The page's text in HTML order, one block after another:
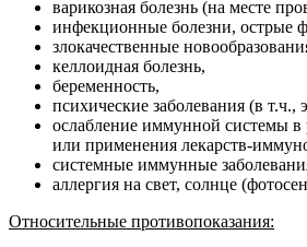
варикозная болезнь (на месте
инфекционные болезни, острые
злокачественные
келлоидная болезнь,
беременность,
психические заболевания (в т.ч.,
ослабление иммунной системы
или применения лекарств-
системные иммунные
аллергия на свет, солнце
Относительные противопоказания: